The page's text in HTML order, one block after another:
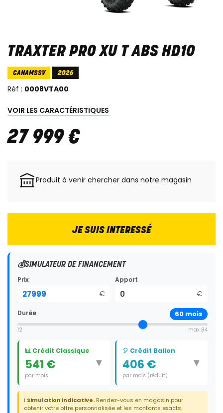
TRAXTER PRO XU T ABS HD10
CANAMSSV 2026
Réf : 0008VTA00
VOIR LES CARACTÉRISTIQUES
27 999€
Produit à venir chercher dans notre magasin
JE SUIS INTERESSÉ
💰SIMULATEUR DE FINANCEMENT
Prix
€
Apport
€
Durée 60 mois
12 max 84
📊 Crédit Classique
541 €
par mois
▼
Durée: 60 mois
🎈 Crédit Ballon
406 €
par mois (réduit)
▼
Durée:
59 mois
Dernier paiement: 9 800 €
ℹ️ Simulation indicative. Rendez-vous en magasin pour
obtenir votre offre personnalisée et les montants exacts.